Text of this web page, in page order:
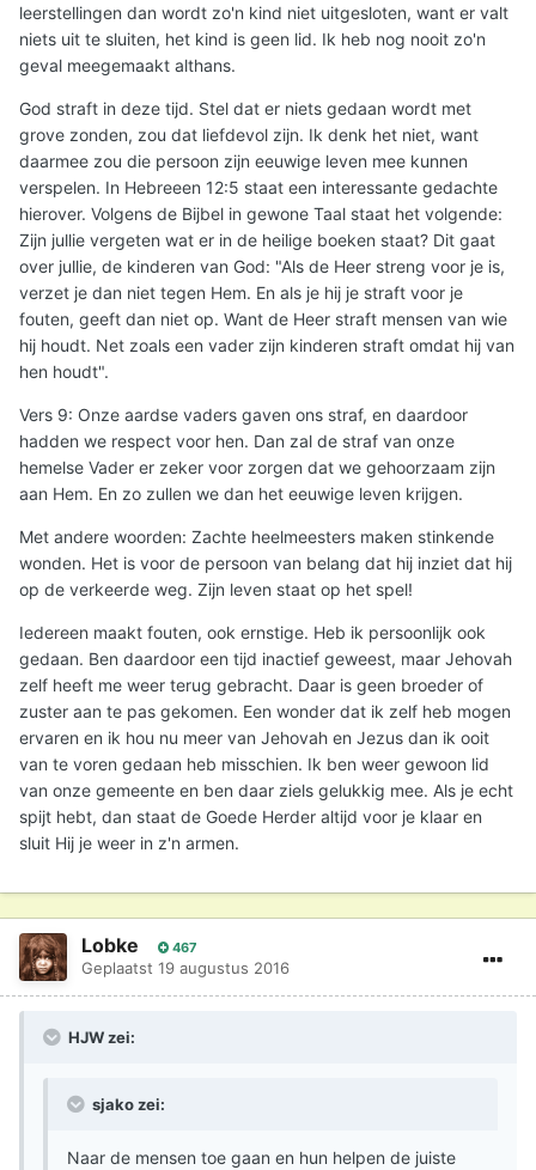
leerstellingen dan wordt zo'n kind niet uitgesloten, want er valt
niets uit te sluiten, het kind is geen lid. Ik heb nog nooit zo'n
geval meegemaakt althans.
God straft in deze tijd. Stel dat er niets gedaan wordt met
grove zonden, zou dat liefdevol zijn. Ik denk het niet, want
daarmee zou die persoon zijn eeuwige leven mee kunnen
verspelen. In Hebreeen 12:5 staat een interessante gedachte
hierover. Volgens de Bijbel in gewone Taal staat het volgende:
Zijn jullie vergeten wat er in de heilige boeken staat? Dit gaat
over jullie, de kinderen van God: "Als de Heer streng voor je is,
verzet je dan niet tegen Hem. En als je hij je straft voor je
fouten, geeft dan niet op. Want de Heer straft mensen van wie
hij houdt. Net zoals een vader zijn kinderen straft omdat hij van
hen houdt".
Vers 9: Onze aardse vaders gaven ons straf, en daardoor
hadden we respect voor hen. Dan zal de straf van onze
hemelse Vader er zeker voor zorgen dat we gehoorzaam zijn
aan Hem. En zo zullen we dan het eeuwige leven krijgen.
Met andere woorden: Zachte heelmeesters maken stinkende
wonden. Het is voor de persoon van belang dat hij inziet dat hij
op de verkeerde weg. Zijn leven staat op het spel!
Iedereen maakt fouten, ook ernstige. Heb ik persoonlijk ook
gedaan. Ben daardoor een tijd inactief geweest, maar Jehovah
zelf heeft me weer terug gebracht. Daar is geen broeder of
zuster aan te pas gekomen. Een wonder dat ik zelf heb mogen
ervaren en ik hou nu meer van Jehovah en Jezus dan ik ooit
van te voren gedaan heb misschien. Ik ben weer gewoon lid
van onze gemeente en ben daar ziels gelukkig mee. Als je echt
spijt hebt, dan staat de Goede Herder altijd voor je klaar en
sluit Hij je weer in z'n armen.
Lobke 467
Geplaatst 19 augustus 2016
HJW zei:
sjako zei:
Naar de mensen toe gaan en hun helpen de juiste